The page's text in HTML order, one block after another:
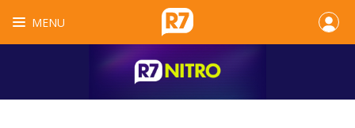
MENU